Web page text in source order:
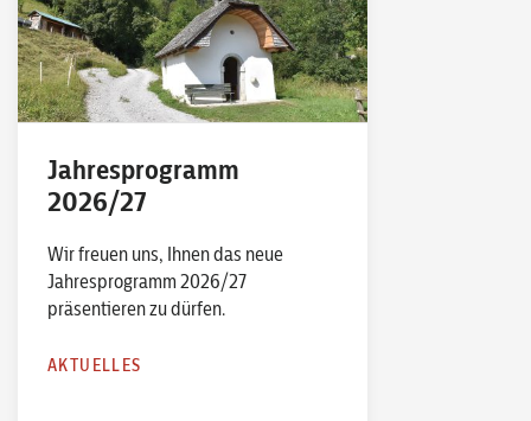
Jahresprogramm
2026/27
Wir freuen uns, Ihnen das neue
Jahresprogramm 2026/27
präsentieren zu dürfen.
AKTUELLES